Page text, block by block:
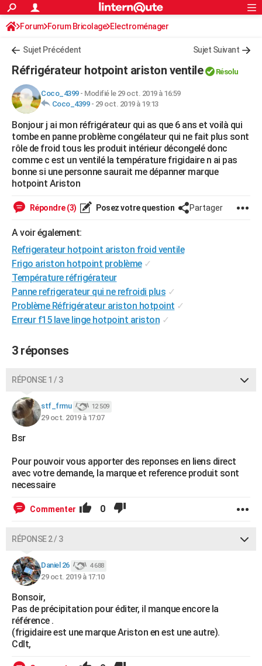
ACTUALITÉS
Politique
Société
Faits Divers
Education
Monde
Villes
+
FINANCE
Retraite
Impôts
Epargne
Immobilier
Risques naturels par ville
Banque
Assurance
Crédit
AUTO
Essais
Réserver un essai
Citadines
Berlines
SUV
Forum auto
+HIGH-TECH
Mobiles
Meilleur smartphone
Internet
Ordinateurs
Jeux vidéo
Guide high-tech
+BRICOLAGE
Forum
Aménagement intérieur
Extérieur
Cuisine
Salle de bains
Jardinage
Rangement
WEEK-END
Guides de France
Escapades
Patrimoine
Expositions
Musées
Week-end nature
LIFESTYLE
SANTE
Alimentation
Guide de la santé
Maladies
Médicaments
Sommeil
VOYAGE
Destinations
City break
Voyage nature
Voyage de noces
Forum
Climat
+PHOTO
GUIDES D'ACHAT
BONS PLANS
CARTE DE VOEUX
COPAINS D'AVANT
S'inscrire
Se connecter
Lycées
Collèges
Primaires
Universités
Entreprises
Service militaire
Avis de recherche
AVIS DE DÉCÈS
FORUM
Bricolage
Lifestyle
Culture
Sport
Auto
Television
Voyage
Cinema
S'inscrire
Connexion
Forum Forum Bricolage Electroménager
Sujet Précédent Sujet Suivant
Réfrigérateur hotpoint ariston ventile Résolu
Coco_4399- Modifié le 29 oct. 2019 à 16:59
Coco_4399- 29 oct. 2019 à 19:13
Bonjour j ai mon réfrigérateur qui as que 6 ans et voilà qui
tombe en panne problème congélateur qui ne fait plus sont
rôle de froid tous les produit intérieur décongelé donc
comme c est un ventilé la température frigidaire n ai pas
bonne si une personne saurait me dépanner marque
hotpoint Ariston
Répondre (3) Posez votre question Partager
A voir également:
Refrigerateur hotpoint ariston froid ventile
Frigo ariston hotpoint problème ✓
Température réfrigérateur
Panne refrigerateur qui ne refroidi plus ✓
Problème Réfrigérateur ariston hotpoint ✓
Erreur f15 lave linge hotpoint ariston ✓
3 réponses
RÉPONSE 1 / 3
stf_frmu 12 509
29 oct. 2019 à 17:07
Bsr
Pour pouvoir vous apporter des reponses en liens direct
avec votre demande, la marque et reference produit sont
necessaire
Commenter 0
RÉPONSE 2 / 3
Daniel 26 4 688
29 oct. 2019 à 17:10
Bonsoir,
Pas de précipitation pour éditer, il manque encore la
référence .
(frigidaire est une marque Ariston en est une autre).
Cdlt,